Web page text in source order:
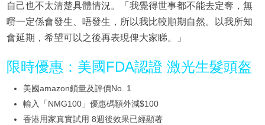
自己也不太清楚具體情況。「我覺得世事都不能去定奪，無
嘢一定係會發生、唔發生，所以我比較順期自然。以我所知
會延期，希望可以之後再表現俾大家睇。」
限時優惠：美國FDA認證 激光生髮頭盔
美國amazon鎖量及評價No. 1
輸入「NMG100」優惠碼額外減$100
香港用家真實試用 8週後效果已經顯著